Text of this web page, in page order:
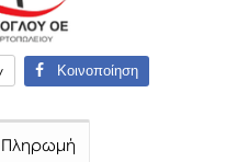
Κοινοποίηση
Πληρωμή